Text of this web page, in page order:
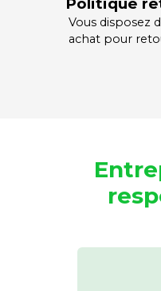
Vous disposez
achat pour